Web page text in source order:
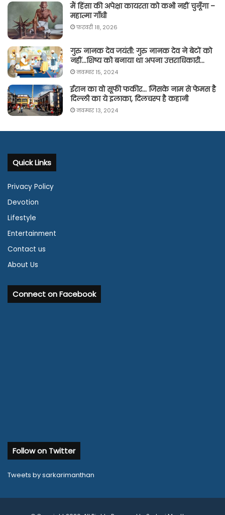
मैं हिंसा की अपेक्षा कायरता को कभी नहीं चुनूँगा –
महात्मा गाँधी
फ़रवरी 18, 2026
गुरु नानक देव जयंती: गुरु नानक देव ने बेटों को
नहीं…शिष्य को बनाया था अपना उत्तराधिकारी…
नवम्बर 15, 2024
ईरान का वो सूफी फकीर… जिसके नाम से फेमस है
दिल्ली का ये इलाका, दिलचस्प है कहानी
नवम्बर 13, 2024
Quick Links
Privacy Policy
Devotion
Lifestyle
Entertainment
Contact us
About Us
Connect on Facebook
Follow on Twitter
Tweets by sarkarimanthan